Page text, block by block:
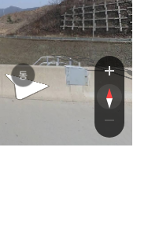
속도로
속도로
동